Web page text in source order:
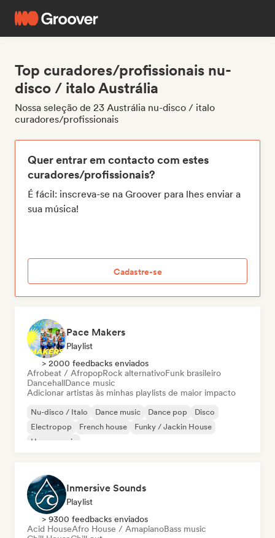
Top curadores/profissionais nu-
disco / italo Austrália
Nossa seleção de 23 Austrália nu-disco / italo
curadores/profissionais
Quer entrar em contacto com estes
curadores/profissionais?
É fácil: inscreva-se na Groover para lhes enviar a
sua música!
Cadastre-se
Pace Makers
Playlist
> 2000 feedbacks enviados
Afrobeat / AfropopRock alternativoFunk brasileiro
DancehallDance music
Adicionar artistas às minhas playlists de maior impacto
Nu-disco / Italo Dance music Dance pop
Disco
Electropop
French house
Funky / Jackin House
House music
Inmersive Sounds
Playlist
> 9300 feedbacks enviados
Acid HouseAfro House / AmapianoBass music